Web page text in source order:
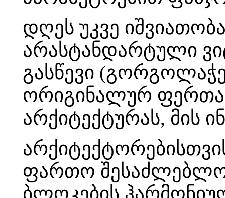
დღეს უკვე
არასტანდარტული
გასწევი
ორიგინალურ ფერთან
არქიტექტურას, მის
ფართო